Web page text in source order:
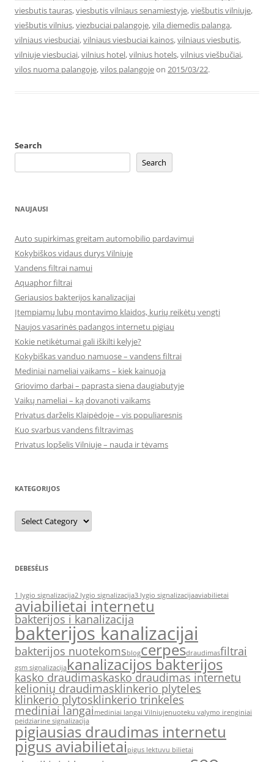
viesbutis tauras,viesbutis vilniaus senamiestyje,viešbutis vilniuje,
viešbutis vilnius,viezbuciai palangoje,vila diemedis palanga,
vilniaus viesbuciai,vilniaus viesbuciai kainos,vilniaus viesbutis,
vilniuje viesbuciai,vilnius hotel,vilnius hotels,vilnius viešbučiai,
vilos nuoma palangoje,vilos palangojeon 2015/03/22.
Search
Search
NAUJAUSI
Auto supirkimas greitam automobilio pardavimui
Kokybiškos vidaus durys Vilniuje
Vandens filtrai namui
Aquaphor filtrai
Geriausios bakterijos kanalizacijai
Įtempiamų lubų montavimo klaidos, kurių reikėtų vengti
Naujos vasarinės padangos internetu pigiau
Kokie netikėtumai gali iškilti kelyje?
Kokybiškas vanduo namuose – vandens filtrai
Mediniai nameliai vaikams – kiek kainuoja
Griovimo darbai – paprasta siena daugiabutyje
Vaikų nameliai – ką dovanoti vaikams
Privatus darželis Klaipėdoje – vis populiaresnis
Kuo svarbus vandens filtravimas
Privatus lopšelis Vilniuje – nauda ir tėvams
KATEGORIJOS
Kategorijos
DEBESĖLIS
1 lygio signalizacija2 lygio signalizacija3 lygio signalizacijaaviabilietai
aviabilietai internetu
bakterijos i kanalizacija
bakterijos kanalizacijai
bakterijos nuotekomsblogcerpesdraudimasfiltrai
gsm signalizacijakanalizacijos bakterijos
kasko draudimaskasko draudimas internetu
kelionių draudimasklinkerio plyteles
klinkerio plytosklinkerio trinkeles
mediniai langai mediniai langai Vilniujenuoteku valymo irenginiai
peidziarine signalizacija
pigiausias draudimas internetu
pigus aviabilietaipigus lektuvu bilietai